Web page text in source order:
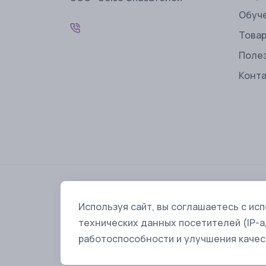
кодекса Российской Федерации.
предварительного уведомления. Уточняйте
Используя сайт, вы соглашаетесь с
технических данных посетителей
работоспособности и улучшения